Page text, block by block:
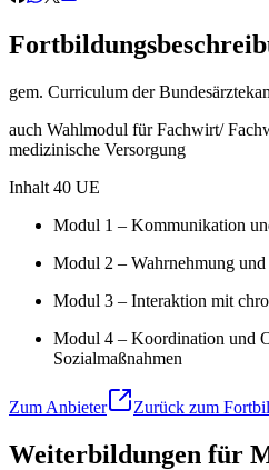
gem. Curriculum der
auch Wahlmodul für Fachwirt/
medizinische Versorgung
Inhalt 40 UE
Modul 1 – Kommunikation
Modul 2 – Wahrnehmung
Modul 3 – Interaktion mit
Modul 4 – Koordination und
Sozialmaßnahmen
Zum Anbieter Zurück zum
Weiterbildungen für